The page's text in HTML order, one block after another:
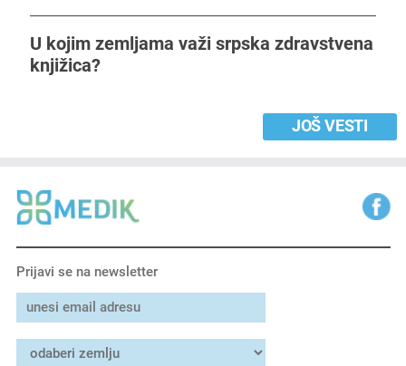
U kojim zemljama važi srpska zdravstvena
knjižica?
JOŠ VESTI
Prijavi se na newsletter